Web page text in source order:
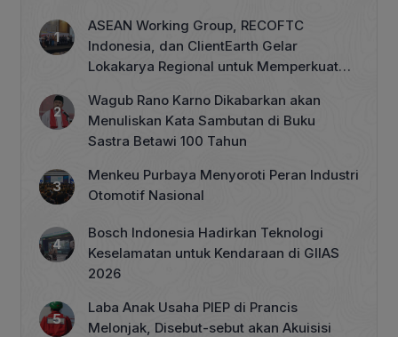
ASEAN Working Group, RECOFTC
Indonesia, dan ClientEarth Gelar
Lokakarya Regional untuk Memperkuat
Wagub Rano Karno Dikabarkan akan
Menuliskan Kata Sambutan di Buku
Sastra Betawi 100 Tahun
Menkeu Purbaya Menyoroti Peran Industri
Otomotif Nasional
Bosch Indonesia Hadirkan Teknologi
Keselamatan untuk Kendaraan di GIIAS
2026
Laba Anak Usaha PIEP di Prancis
Melonjak, Disebut-sebut akan Akuisisi